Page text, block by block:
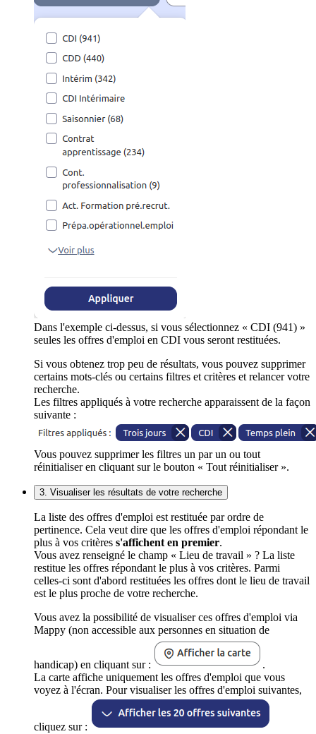
Dans l'exemple ci-dessus, si vous sélectionnez « CDI (941) »
seules les offres d'emploi en CDI vous seront restituées.
Si vous obtenez trop peu de résultats, vous pouvez supprimer
certains mots-clés ou certains filtres et critères et relancer votre
recherche.
Les filtres appliqués à votre recherche apparaissent de la façon
suivante :
Vous pouvez supprimer les filtres un par un ou tout
réinitialiser en cliquant sur le bouton « Tout réinitialiser ».
3. Visualiser les résultats de votre recherche
La liste des offres d'emploi est restituée par ordre de
pertinence. Cela veut dire que les offres d'emploi répondant le
plus à vos critères s'affichent en premier.
Vous avez renseigné le champ « Lieu de travail » ? La liste
restitue les offres répondant le plus à vos critères. Parmi
celles-ci sont d'abord restituées les offres dont le lieu de travail
est le plus proche de votre recherche.
Vous avez la possibilité de visualiser ces offres d'emploi via
Mappy (non accessible aux personnes en situation de
handicap) en cliquant sur :
.
La carte affiche uniquement les offres d'emploi que vous
voyez à l'écran. Pour visualiser les offres d'emploi suivantes,
cliquez sur :